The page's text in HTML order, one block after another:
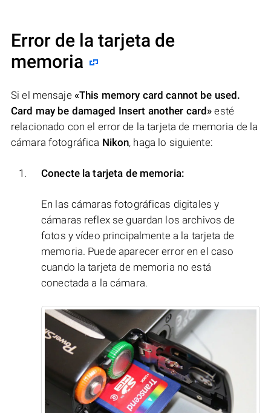
Error de la tarjeta de
memoria
Si el mensaje «This memory card cannot be used.
Card may be damaged Insert another card» esté
relacionado con el error de la tarjeta de memoria de la
cámara fotográfica Nikon, haga lo siguiente:
Conecte la tarjeta de memoria:
En las cámaras fotográficas digitales y
cámaras reflex se guardan los archivos de
fotos y vídeo principalmente a la tarjeta de
memoria. Puede aparecer error en el caso
cuando la tarjeta de memoria no está
conectada a la cámara.